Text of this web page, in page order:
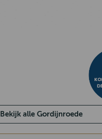
Bekijk alle Gordijnroede